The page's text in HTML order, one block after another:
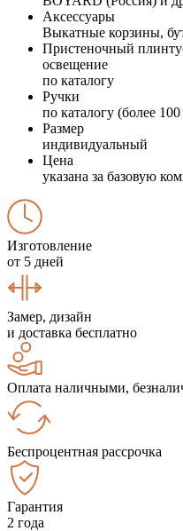
Аксессуары
Выкатные корзины,
Пристеночный
освещение
по каталогу
Ручки
по каталогу (более
Размер
индивидуальный
Цена
указана за базовую
Изготовление
от 5 дней
Замер, дизайн
и доставка бесплатно
Оплата наличными,
Беспроцентная рассрочка
Гарантия
2 года